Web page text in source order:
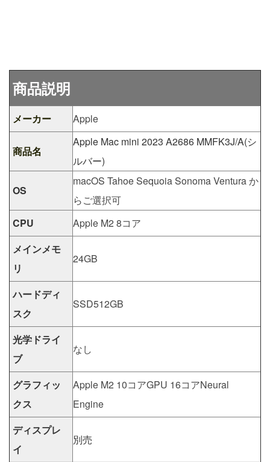
商品説明
メーカー Apple
商品名
Apple Mac mini 2023 A2686 MMFK3J/A(シ
ルバー)
OS
macOS Tahoe Sequoia Sonoma Ventura か
らご選択可
CPU
Apple M2 8コア
メインメモ
リ
24GB
ハードディ
スク
SSD512GB
光学ドライ
ブ
なし
グラフィッ
クス
Apple M2 10コアGPU 16コアNeural
Engine
ディスプレ
イ
別売